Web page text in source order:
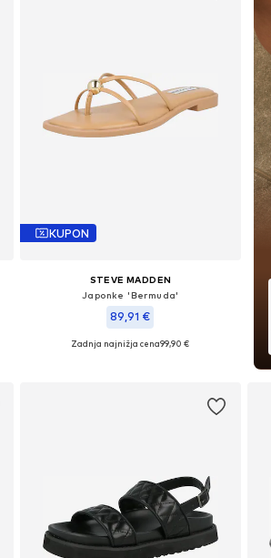
KUPON
STEVE MADDEN
Japonke 'Bermuda'
89,91 €
Razpoložljive velikosti: 36, 37, 38, 39, 40, 41
Zadnja najnižja cena99,90 €